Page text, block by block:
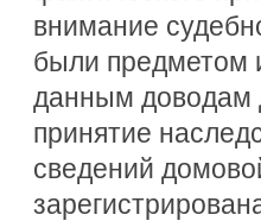
внимание
были предметом
данным доводам
принятие
сведений